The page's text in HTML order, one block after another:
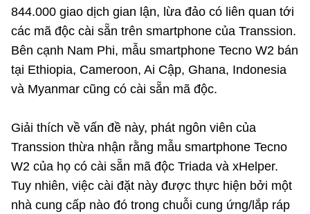
Giám đốc Trung tâm Truyền thông Khoa học và Công nghệ.
Địa chỉ: Ban Biên tập Cổng TTĐT - 18 Nguyễn Du, TP. Hà Nội
Điện thoại: 024 3936 9506
Email:stc@mst.gov.vn
©2026 Bản quyền thuộc Bộ Khoa Học và Công Nghệ
(Ghi rõ nguồn "https://mst.gov.vn" khi phát hành lại thông tin từ
844.000 giao dịch gian lận, lừa đảo có liên quan tới
các mã độc cài sẵn trên smartphone của Transsion.
Bên cạnh Nam Phi, mẫu smartphone Tecno W2 bán
tại Ethiopia, Cameroon, Ai Cập, Ghana, Indonesia
và Myanmar cũng có cài sẵn mã độc.
Giải thích về vấn đề này, phát ngôn viên của
Transsion thừa nhận rằng mẫu smartphone Tecno
W2 của họ có cài sẵn mã độc Triada và xHelper.
Tuy nhiên, việc cài đặt này được thực hiện bởi một
nhà cung cấp nào đó trong chuỗi cung ứng/lắp ráp